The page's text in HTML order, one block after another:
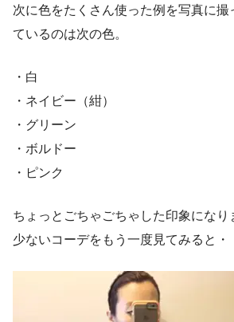
次に色をたくさん使った例を写真に撮
ているのは次の色。
・白
・ネイビー（紺）
・グリーン
・ボルドー
・ピンク
ちょっとごちゃごちゃした印象にな
少ないコーデをもう一度見てみると・